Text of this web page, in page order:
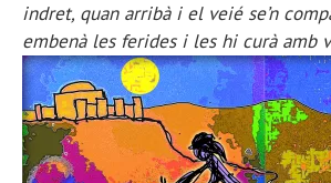
indret, quan arribà i el veié se’n
embenà les ferides i les hi curà amb